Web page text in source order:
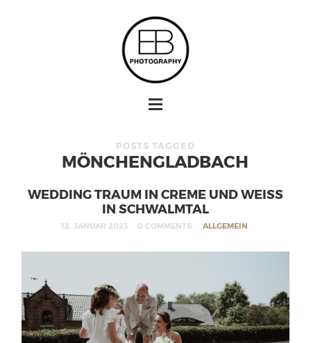
POSTS TAGGED
MÖNCHENGLADBACH
WEDDING TRAUM IN CREME UND WEISS I
N SCHWALMTAL
12. JANUAR 2023 0 COMMENTS ALLGEMEIN